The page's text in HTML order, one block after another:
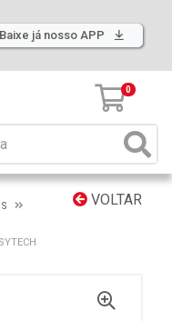
Baixe já nosso APP
0
VOLTAR